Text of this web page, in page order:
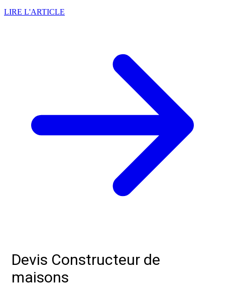
LIRE L'ARTICLE
Devis Constructeur de
maisons